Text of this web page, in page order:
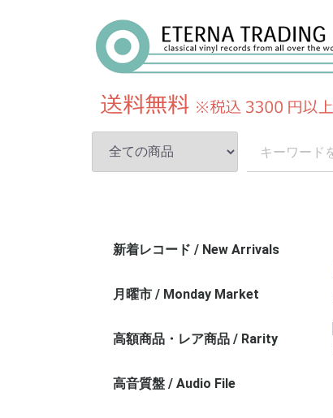
新着レコード / New Arrivals
月曜市 / Monday Market
高額商品・レア商品 / Rarity
高音質盤 / Audio File